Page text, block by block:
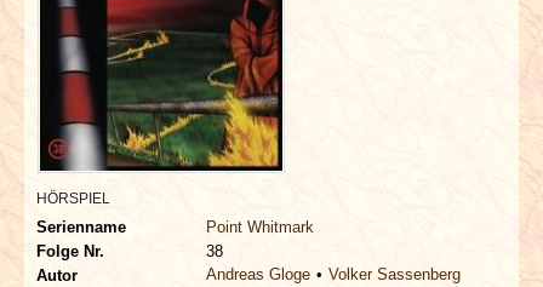
VERLOSUNGEN
INTERVIEWS
SPECIALS
REDAKTION
LINKS
HÖRSPIEL
Serienname
Point Whitmark
Folge Nr.
38
Autor
Andreas Gloge
Volker Sassenberg